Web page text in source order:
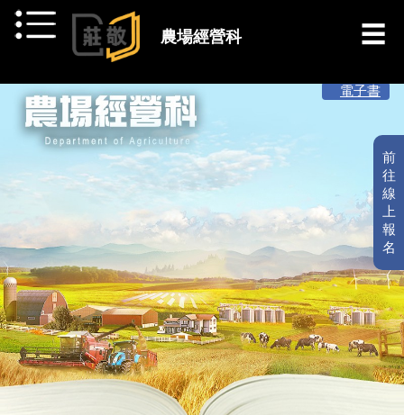
跳到主要內容
農場經營科
前
往
線
上
報
名
電子書